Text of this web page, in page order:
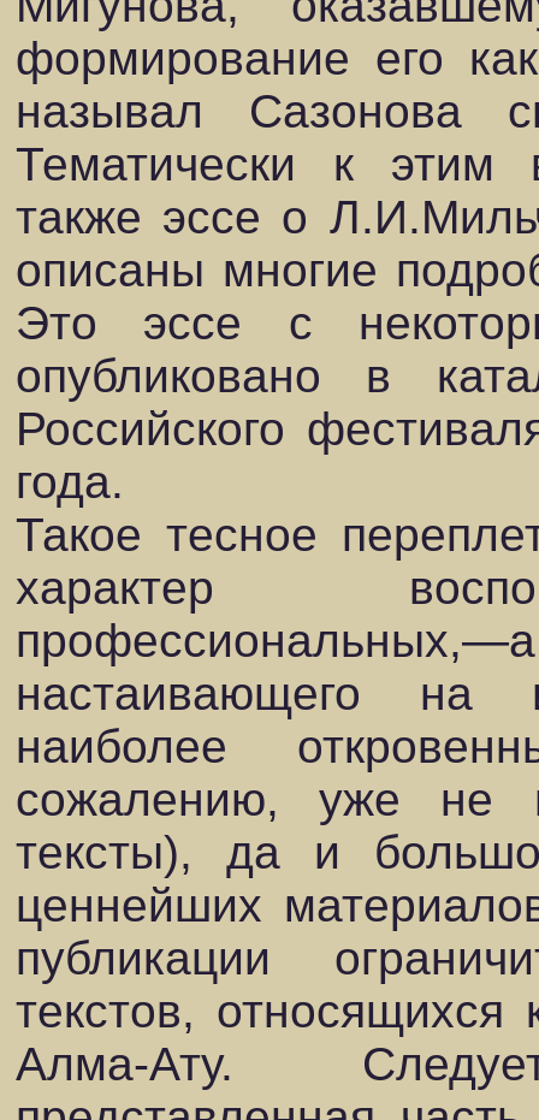
формирование его
называл Сазонова
Тематически к этим
также эссе о
описаны многие
Это эссе с
опубликовано в
Российского
года.
Такое тесное
характер
настаивающего на
наиболее
сожалению, уже не
тексты), да и
ценнейших
публикации
текстов,
Алма-Ату.